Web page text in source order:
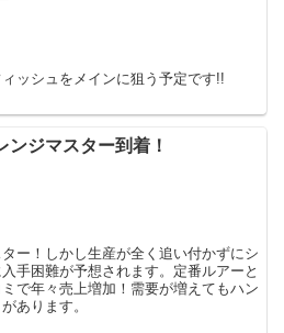
ッシュをメインに狙う予定です!!
ンジマスター到着！
ー！しかし生産が全く追い付かずにシ
手困難が予想されます。定番ルアーと
で年々売上増加！需要が増えてもハン
あります。